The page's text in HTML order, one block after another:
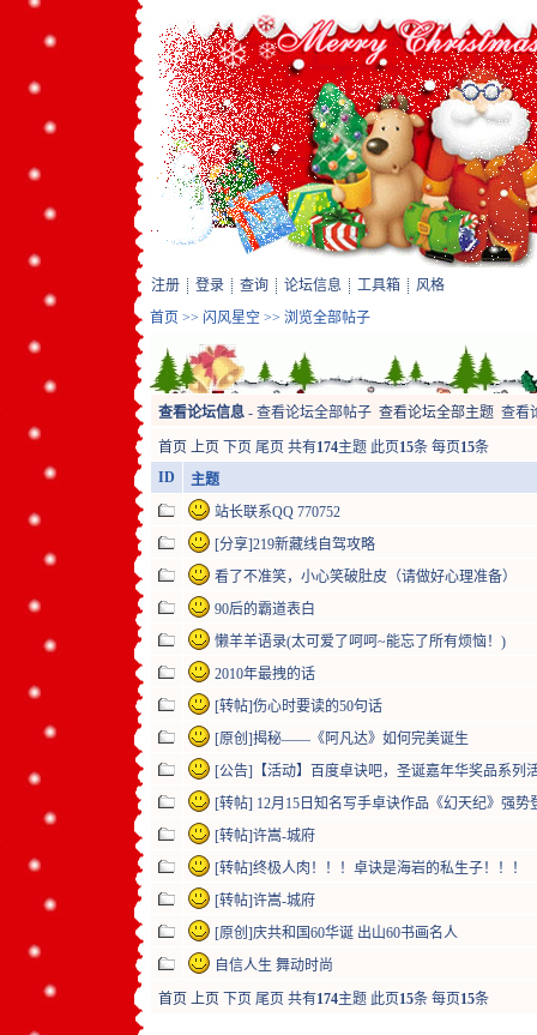
注册 登录 查询 论坛信息 工具箱
风格
首页 >> 闪风星空 >> 浏览全部帖子
查看论坛信息 - 查看论坛全部帖子 查看论坛全部主题 查看
首页 上页 下页 尾页 共有174主题 此页15条 每页15条
ID
主题
站长联系QQ 770752
[分享]219新藏线自驾攻略
看了不准笑，小心笑破肚皮（请做好心理准备）
90后的霸道表白
懒羊羊语录(太可爱了呵呵~能忘了所有烦恼！)
2010年最拽的话
[转帖]伤心时要读的50句话
[原创]揭秘——《阿凡达》如何完美诞生
[公告]【活动】百度卓诀吧，圣诞嘉年华奖品系列
[转帖] 12月15日知名写手卓诀作品《幻天纪》强势
[转帖]许嵩-城府
[转帖]终极人肉！！！卓诀是海岩的私生子！！！
[转帖]许嵩-城府
[原创]庆共和国60华诞 出山60书画名人
自信人生 舞动时尚
首页 上页 下页 尾页 共有174主题 此页15条 每页15条